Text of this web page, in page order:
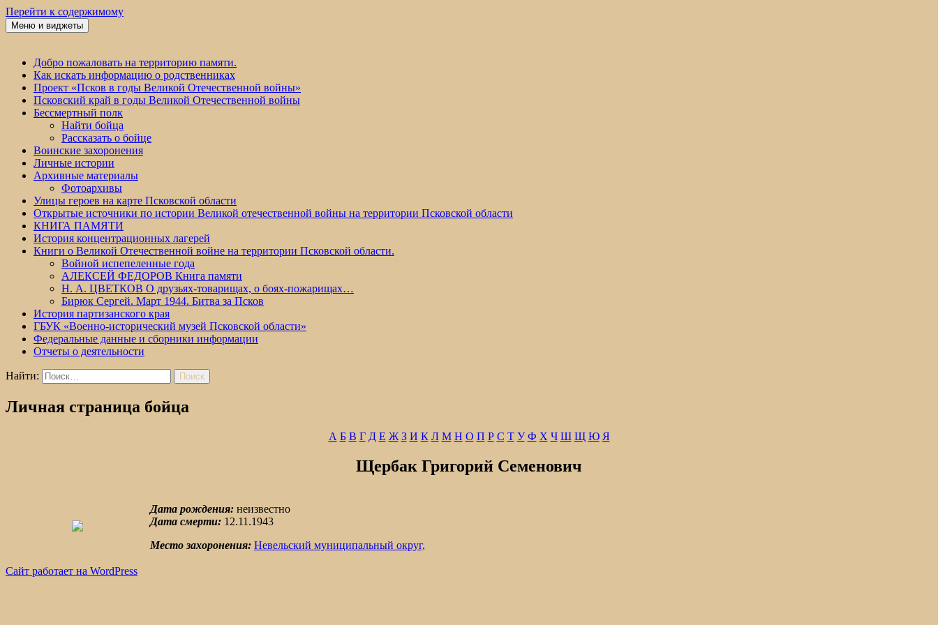
Перейти к содержимому
Победа 60
Меню и виджеты
Добро пожаловать на территорию памяти.
Как искать информацию о родственниках
Проект «Псков в годы Великой Отечественной войны»
Псковский край в годы Великой Отечественной войны
Бессмертный полк
Найти бойца
Рассказать о бойце
Воинские захоронения
Личные истории
Архивные материалы
Фотоархивы
Улицы героев на карте Псковской области
Открытые источники по истории Великой отечественной войны на территории Псковской области
КНИГА ПАМЯТИ
История концентрационных лагерей
Книги о Великой Отечественной войне на территории Псковской области.
Войной испепеленные года
АЛЕКСЕЙ ФЕДОРОВ Книга памяти
Н. А. ЦВЕТКОВ О друзьях-товарищах, о боях-пожарищах…
Бирюк Сергей. Март 1944. Битва за Псков
История партизанского края
ГБУК «Военно-исторический музей Псковской области»
Федеральные данные и сборники информации
Отчеты о деятельности
Найти:
Личная страница бойца
А Б В Г Д Е Ж З И К Л М Н О П Р С Т У Ф Х Ч Ш Щ Ю Я
Щербак Григорий Семенович
Дата рождения: неизвестно
Дата смерти: 12.11.1943
Место захоронения: Невельский муниципальный округ,
Сайт работает на WordPress